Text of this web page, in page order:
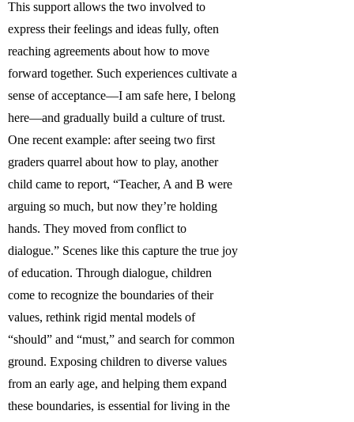
This support allows the two involved to
express their feelings and ideas fully, often
reaching agreements about how to move
forward together. Such experiences cultivate a
sense of acceptance—I am safe here, I belong
here—and gradually build a culture of trust.
One recent example: after seeing two first
graders quarrel about how to play, another
child came to report, “Teacher, A and B were
arguing so much, but now they’re holding
hands. They moved from conflict to
dialogue.” Scenes like this capture the true joy
of education. Through dialogue, children
come to recognize the boundaries of their
values, rethink rigid mental models of
“should” and “must,” and search for common
ground. Exposing children to diverse values
from an early age, and helping them expand
these boundaries, is essential for living in the